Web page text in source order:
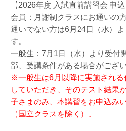
【2026年度 入試直前講習会 申込
会員：月謝制クラスにお通いの
通いでない方は6月24日（水）
す。
一般生：7月1日（水）より受付
部、受講条件がある場合がござ
※一般生は6月以降に実施される
していただき、そのテスト結果
子さまのみ、本講習をお申込み
（国立クラスを除く）。